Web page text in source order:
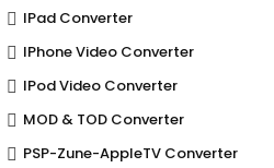
IPad Converter
IPhone Video Converter
IPod Video Converter
MOD & TOD Converter
PSP-Zune-AppleTV Converter